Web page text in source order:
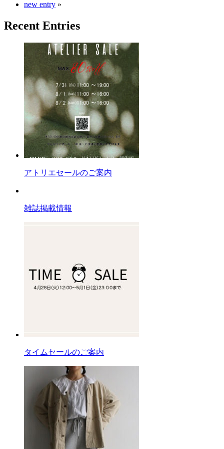
new entry »
Recent Entries
アトリエセールのご案内
雑誌掲載情報
タイムセールのご案内